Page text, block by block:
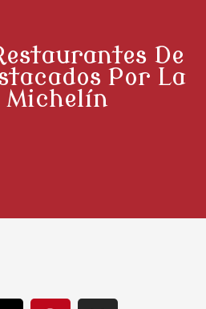
De
Por La
Michelín